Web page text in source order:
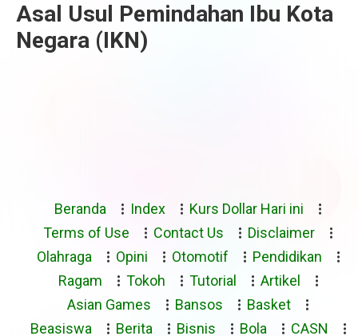
Asal Usul Pemindahan Ibu Kota
Negara (IKN)
Beranda Index
Kurs Dollar Hari ini
Terms of Use
Contact Us
Disclaimer
Olahraga
Opini Otomotif
Pendidikan
Ragam
Tokoh Tutorial
Artikel
Asian Games
Bansos
Basket
Beasiswa
Berita Bisnis Bola
CASN